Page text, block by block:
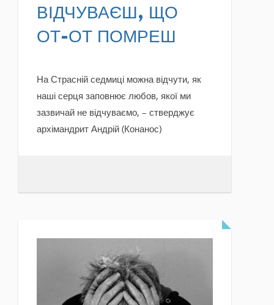
ВІДЧУВАЄШ, ЩО
ОТ-ОТ ПОМРЕШ
На Страсній седмиці можна відчути, як
наші серця заповнює любов, якої ми
зазвичай не відчуваємо, – стверджує
архімандрит Андрій (Конанос)
READ MORE